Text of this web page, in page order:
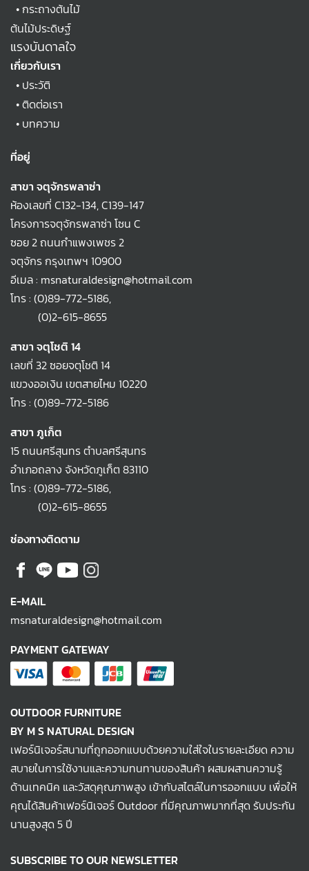
•กระถางต้นไม้
ต้นไม้ประดิษฐ์
แรงบันดาลใจ
เกี่ยวกับเรา
• ประวัติ
•ติดต่อเรา
• บทความ
ที่อยู่
สาขา จตุจักรพลาซ่า
ห้องเลขที่ C132-134, C139-147
โครงการจตุจักรพลาซ่า โซน C
ซอย 2 ถนนกำแพงเพชร 2
จตุจักร กรุงเทพฯ 10900
อีเมล : msnaturaldesign@hotmail.com
โทร : (0)89-772-5186,
(0)2-615-8655
สาขา จตุโชติ 14
เลขที่ 32 ซอยจตุโชติ 14
แขวงออเงิน เขตสายไหม 10220
โทร : (0)89-772-5186
สาขา ภูเก็ต
15 ถนนศรีสุนทร ตำบลศรีสุนทร
อำเภอถลาง จังหวัดภูเก็ต 83110
โทร : (0)89-772-5186,
(0)2-615-8655
ช่องทางติดตาม
E-MAIL
msnaturaldesign@hotmail.com
PAYMENT GATEWAY
OUTDOOR FURNITURE
BY M S NATURAL DESIGN
เฟอร์นิเจอร์สนามที่ถูกออกแบบด้วยความใส่ใจในรายละเอียด ความ
สบายในการใช้งานและความทนทานของสินค้า ผสมผสานความรู้
ด้านเทคนิค และวัสดุคุณภาพสูง เข้ากับสไตล์ในการออกแบบ เพื่อให้
คุณได้สินค้าเฟอร์นิเจอร์ Outdoor ที่มีคุณภาพมากที่สุด รับประกัน
นานสูงสุด 5 ปี
SUBSCRIBE TO OUR NEWSLETTER